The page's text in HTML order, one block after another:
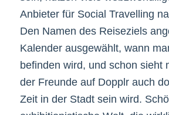
Anbieter für Social Travelling
Den Namen des Reiseziels
Kalender ausgewählt, wann
befinden wird, und schon sieht
der Freunde auf Dopplr auch
Zeit in der Stadt sein wird.